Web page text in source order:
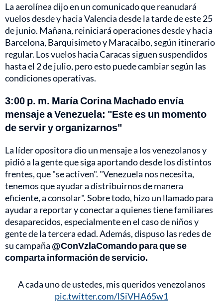
La aerolínea dijo en un comunicado que reanudará
vuelos desde y hacia Valencia desde la tarde de este 25
de junio. Mañana, reiniciará operaciones desde y hacia
Barcelona, Barquisimeto y Maracaibo, según itinerario
regular. Los vuelos hacia Caracas siguen suspendidos
hasta el 2 de julio, pero esto puede cambiar según las
condiciones operativas.
3:00 p. m. María Corina Machado envía
mensaje a Venezuela: "Este es un momento
de servir y organizarnos"
La líder opositora dio un mensaje a los venezolanos y
pidió a la gente que siga aportando desde los distintos
frentes, que "se activen". "Venezuela nos necesita,
tenemos que ayudar a distribuirnos de manera
eficiente, a consolar". Sobre todo, hizo un llamado para
ayudar a reportar y conectar a quienes tiene familiares
desaparecidos, especialmente en el caso de niños y
gente de la tercera edad. Además, dispuso las redes de
su campaña @ConVzlaComando para que se
comparta información de servicio.
A cada uno de ustedes, mis queridos venezolanos
pic.twitter.com/lSiVHA65w1